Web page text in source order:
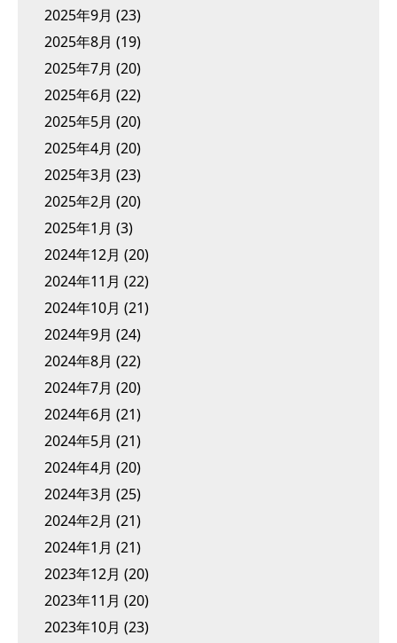
2025年9月 (23)
2025年8月 (19)
2025年7月 (20)
2025年6月 (22)
2025年5月 (20)
2025年4月 (20)
2025年3月 (23)
2025年2月 (20)
2025年1月 (3)
2024年12月 (20)
2024年11月 (22)
2024年10月 (21)
2024年9月 (24)
2024年8月 (22)
2024年7月 (20)
2024年6月 (21)
2024年5月 (21)
2024年4月 (20)
2024年3月 (25)
2024年2月 (21)
2024年1月 (21)
2023年12月 (20)
2023年11月 (20)
2023年10月 (23)